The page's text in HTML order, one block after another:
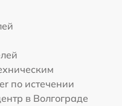
по истечении
в Волгограде